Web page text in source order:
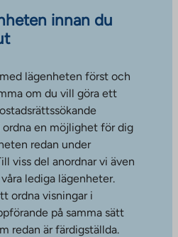
innan du
lägenheten först och
om du vill göra ett
en möjlighet för dig
redan under
viss del anordnar vi även
lediga lägenheter.
ordna visningar i
på samma sätt
redan är färdigställda.